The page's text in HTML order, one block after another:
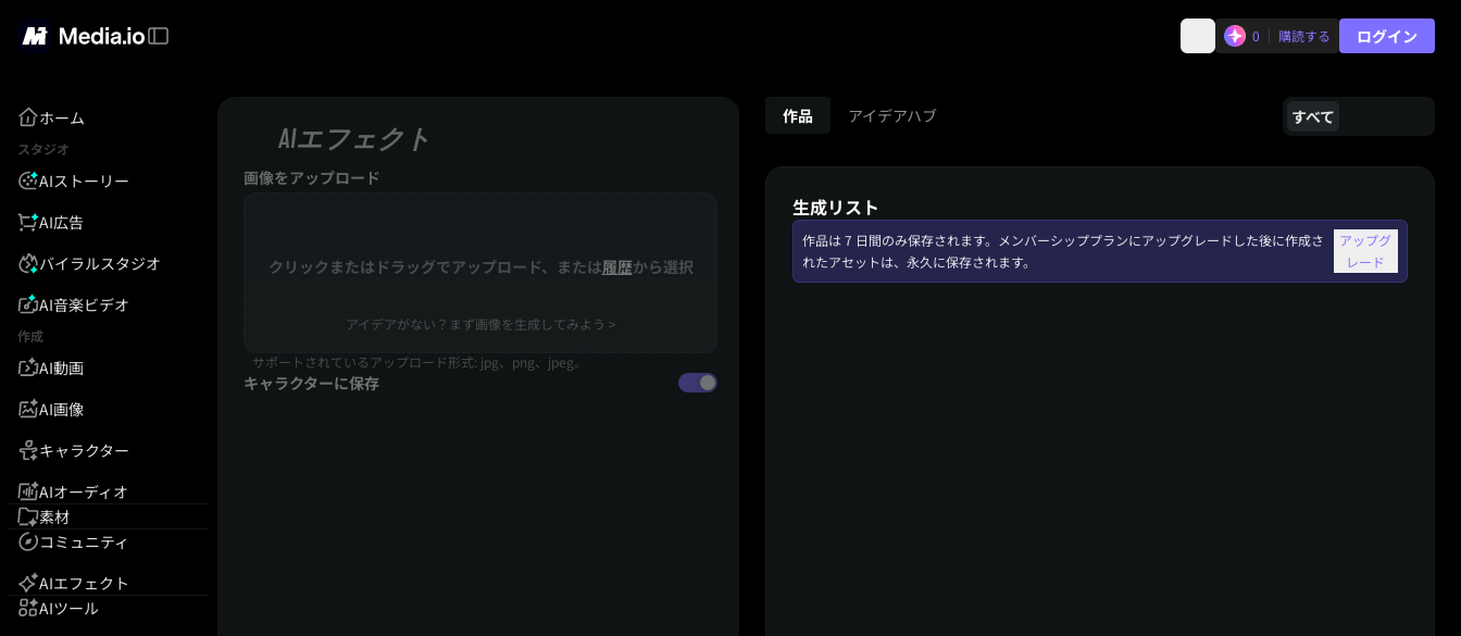
0 購読する ログイン
ホーム
スタジオ
AIストーリー
AI広告
バイラルスタジオ
AI音楽ビデオ
作成
AI動画
AI画像
キャラクター
AIオーディオ
素材
コミュニティ
AIエフェクト
AIツール
AIエフェクト
画像をアップロード
クリックまたはドラッグでアップロード、または履歴から選択
アイデアがない？まず画像を生成してみよう >
サポートされているアップロード形式: jpg、png、jpeg。
キャラクターに保存
作品 アイデアハブ すべて
生成リスト
作品は 7 日間のみ保存されます。メンバーシッププランにアップグレードした後に作成さ
れたアセットは、永久に保存されます。
アップグ
レード